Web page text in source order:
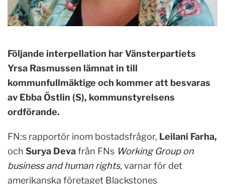
Följande interpellation har Vänsterpartiets
Yrsa Rasmussen lämnat in till
kommunfullmäktige och kommer att besvaras
av Ebba Östlin (S), kommunstyrelsens
ordförande.
FN:s rapportör inom bostadsfrågor, Leilani Farha,
och Surya Devafrån FNs Working Group on
business and human rights, varnar för det
amerikanska företaget Blackstones